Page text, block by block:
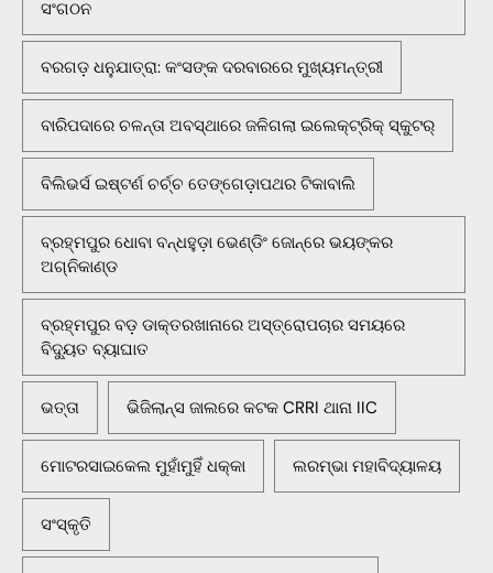
ସଂଗଠନ
ବରଗଡ଼ ଧନୁଯାତ୍ରା: କଂସଙ୍କ ଦରବାରରେ ମୁଖ୍ୟମନ୍ତ୍ରୀ
ବାରିପଦାରେ ଚଳନ୍ତା ଅବସ୍ଥାରେ ଜଳିଗଲା ଇଲେକ୍ଟ୍ରିକ୍ ସ୍କୁଟର୍
ବିଲିଭର୍ସ ଇଷ୍ଟର୍ଣ ଚର୍ଚ୍ଚ ତେଙ୍ଗେଡ଼ାପଥର ଟିକାବାଲି
ବ୍ରହ୍ମପୁର ଧୋବା ବନ୍ଧହୁଡ଼ା ଭେଣ୍ଡିଂ ଜୋନ୍‌ରେ ଭୟଙ୍କର
ଅଗ୍ନିକାଣ୍ଡ
ବ୍ରହ୍ମପୁର ବଡ଼ ଡାକ୍ତରଖାନାରେ ଅସ୍ତ୍ରୋପଚାର ସମୟରେ
ବିଦ୍ୟୁତ ବ୍ୟାଘାତ
ଭତ୍ତା ଭିଜିଲାନ୍ସ ଜାଲରେ କଟକ CRRI ଥାନା IIC
ମୋଟରସାଇକେଲ ମୁହାଁମୁହିଁ ଧକ୍କା ଲରମ୍ଭା ମହାବିଦ୍ୟାଳୟ
ସଂସ୍କୃତି